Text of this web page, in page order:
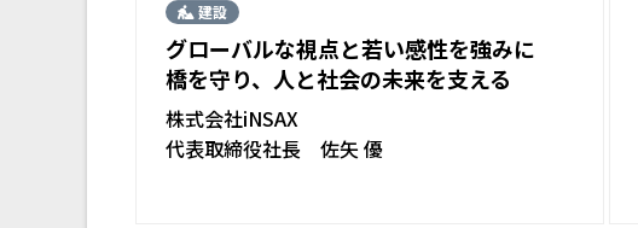
建設
グローバルな視点と若い感性を強みに
橋を守り、人と社会の未来を支える
株式会社iNSAX
代表取締役社長 佐矢 優